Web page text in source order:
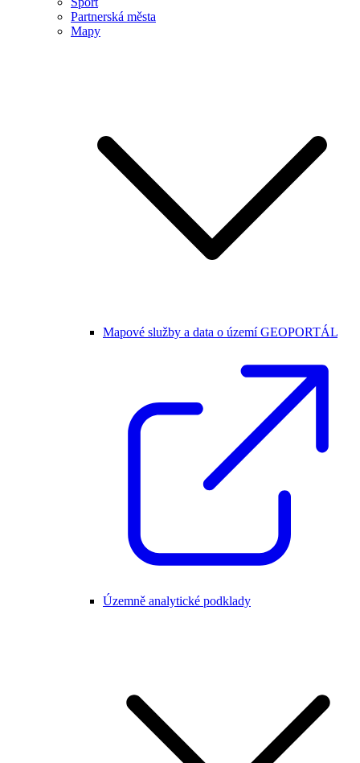
Partnerská města
Mapy
Mapové služby a data o území GEOPORTÁL
Územně analytické podklady